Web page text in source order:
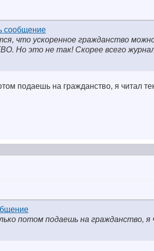
что ускоренное гражданство
Но это не так! Скорее всего
подаешь на гражданство, я читал
потом подаешь на гражданство, я